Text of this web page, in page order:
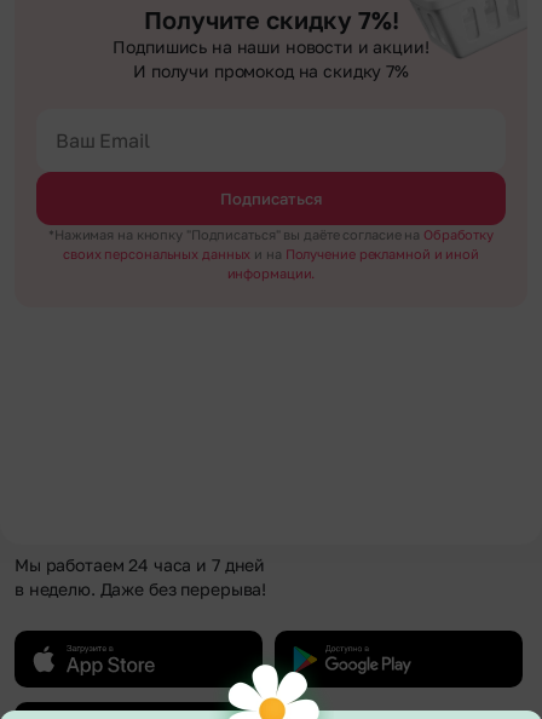
Получите скидку 7%!
Подпишись на наши новости и акции!
И получи промокод на скидку 7%
Подписаться
*Нажимая на кнопку "Подписаться" вы даёте согласие на Обработку
своих персональных данных и на Получение рекламной и иной
информации.
Мы работаем 24 часа и 7 дней
в неделю. Даже без перерыва!